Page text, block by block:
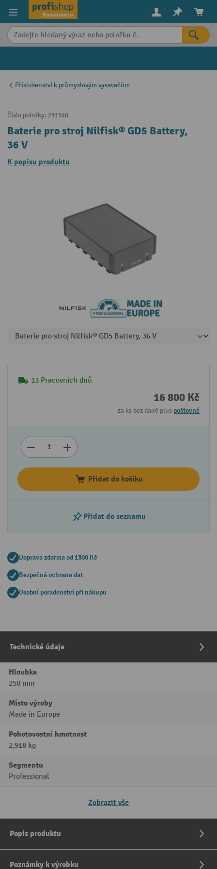
content
Příslušenství k průmyslovým vysavačům
Číslo položky: 211540
Baterie pro stroj Nilfisk® GD5 Battery,
36 V
K popisu produktu
13 Pracovních dnů
16 800 Kč
za ks bez daně plus poštovné
Přidat do košíku
Přidat do seznamu
Doprava zdarma od 1300 Kč
Bezpečná ochrana dat
Osobní poradenství při nákupu
Technické údaje
Hloubka
250 mm
Místo výroby
Made in Europe
Pohotovostní hmotnost
2,918 kg
Segmentu
Professional
Zobrazit vše
Popis produktu
Poznámky k výrobku